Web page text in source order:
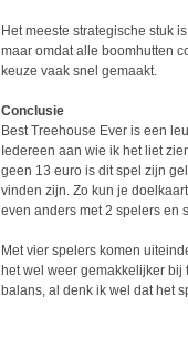
Het meeste strategische stuk
maar omdat alle boomhutten
keuze vaak snel gemaakt.
Conclusie
Best Treehouse Ever is een
Iedereen aan wie ik het liet
geen 13 euro is dit spel zijn
vinden zijn. Zo kun je
even anders met 2 spelers en
Met vier spelers komen
het wel weer gemakkelijker
balans, al denk ik wel dat het